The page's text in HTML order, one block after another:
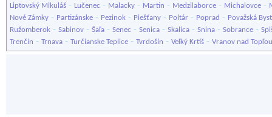
Liptovský Mikuláš - Lučenec - Malacky - Martin - Medzilaborce - Michalovce -
Nové Zámky - Partizánske - Pezinok - Piešťany - Poltár - Poprad - Považská
Ružomberok - Sabinov - Šaľa - Senec - Senica - Skalica - Snina - Sobrance -
Trenčín - Trnava - Turčianske Teplice - Tvrdošín - Veľký Krtíš - Vranov nad Topľou